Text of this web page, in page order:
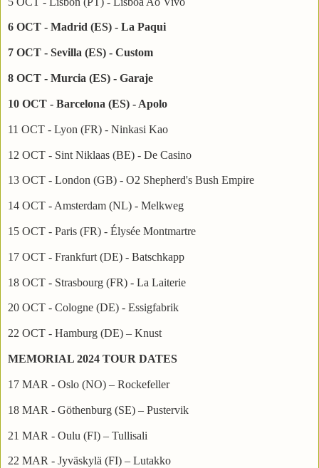
6 OCT - Madrid (ES) - La Paqui
7 OCT - Sevilla (ES) - Custom
8 OCT - Murcia (ES) - Garaje
10 OCT - Barcelona (ES) - Apolo
11 OCT - Lyon (FR) - Ninkasi Kao
12 OCT - Sint Niklaas (BE) - De Casino
13 OCT - London (GB) - O2 Shepherd's Bush Empire
14 OCT - Amsterdam (NL) - Melkweg
15 OCT - Paris (FR) - Élysée Montmartre
17 OCT - Frankfurt (DE) - Batschkapp
18 OCT - Strasbourg (FR) - La Laiterie
20 OCT - Cologne (DE) - Essigfabrik
22 OCT - Hamburg (DE) – Knust
MEMORIAL 2024 TOUR DATES
17 MAR - Oslo (NO) – Rockefeller
18 MAR - Göthenburg (SE) – Pustervik
21 MAR - Oulu (FI) – Tullisali
22 MAR - Jyväskylä (FI) – Lutakko